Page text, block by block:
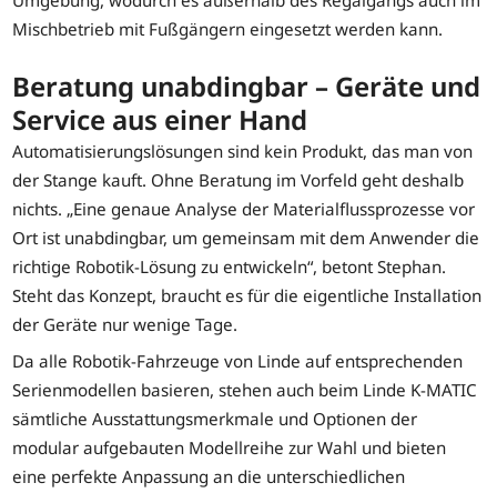
Mischbetrieb mit Fußgängern eingesetzt werden kann.
Beratung unabdingbar – Geräte und
Service aus einer Hand
Automatisierungslösungen sind kein Produkt, das man von
der Stange kauft. Ohne Beratung im Vorfeld geht deshalb
nichts. „Eine genaue Analyse der Materialflussprozesse vor
Ort ist unabdingbar, um gemeinsam mit dem Anwender die
richtige Robotik-Lösung zu entwickeln“, betont Stephan.
Steht das Konzept, braucht es für die eigentliche Installation
der Geräte nur wenige Tage.
Da alle Robotik-Fahrzeuge von Linde auf entsprechenden
Serienmodellen basieren, stehen auch beim Linde K-MATIC
sämtliche Ausstattungsmerkmale und Optionen der
modular aufgebauten Modellreihe zur Wahl und bieten
eine perfekte Anpassung an die unterschiedlichen